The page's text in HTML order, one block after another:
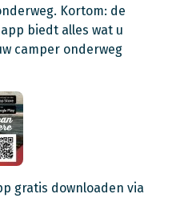
Kortom: de
biedt alles wat u
camper onderweg
gratis downloaden via